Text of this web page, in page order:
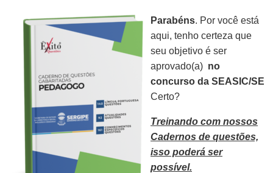
Parabéns. Por você está
aqui, tenho certeza que
seu objetivo é ser
aprovado(a) no
concurso da SEASIC/SE
Certo?
Treinando com nossos
Cadernos de questões,
isso poderá ser
possível.